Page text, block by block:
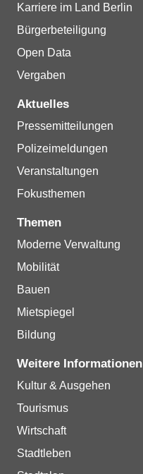
Karriere im Land Berlin
Bürgerbeteiligung
Open Data
Vergaben
Aktuelles
Pressemitteilungen
Polizeimeldungen
Veranstaltungen
Fokusthemen
Themen
Moderne Verwaltung
Mobilität
Bauen
Mietspiegel
Bildung
Weitere Informationen
Kultur & Ausgehen
Tourismus
Wirtschaft
Stadtleben